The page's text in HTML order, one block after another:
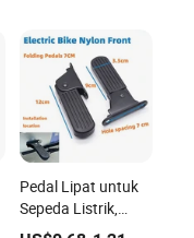
Pedal Lipat untuk
Sepeda Listrik,
Aksesori Pedal